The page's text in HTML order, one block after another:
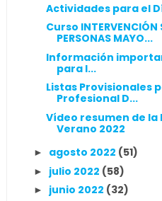
Actividades para el
Curso INTERVENCIÓN
PERSONAS MAYO...
Información
para l...
Listas Provisionales
Profesional D...
Vídeo resumen de la
Verano 2022
► agosto 2022 (51)
► julio 2022 (58)
► junio 2022 (32)